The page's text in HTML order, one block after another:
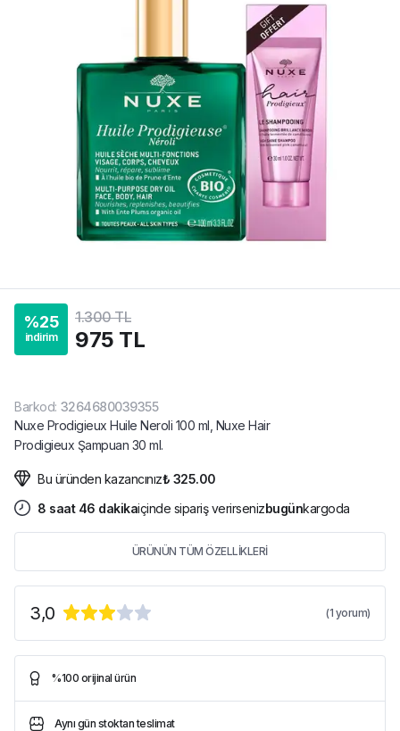
%25
indirim
1.300 TL
975 TL
Barkod: 3264680039355
Nuxe Prodigieux Huile Neroli 100 ml, Nuxe Hair
Prodigieux Şampuan 30 ml.
Bu üründen kazancınız₺ 325.00
8 saat 46 dakikaiçinde sipariş verirsenizbugünkargoda
ÜRÜNÜN TÜM ÖZELLİKLERİ
3,0 (1 yorum)
%100 orijinal ürün
Aynı gün stoktan teslimat